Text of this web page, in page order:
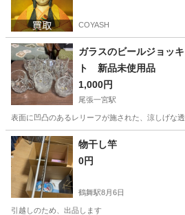
COYASH
ガラスのビールジョッ
ト 新品未使用品
1,000円
尾張一宮駅
表面に凹凸のあるレリーフが施された、涼しげな
愛知 一宮市 尾張一宮駅
物干し竿
0円
鶴舞駅8月6日
引越しのため、出品します